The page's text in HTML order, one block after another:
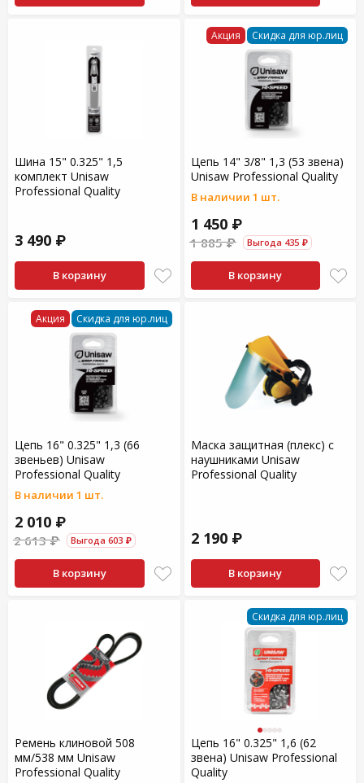
Шина 15" 0.325" 1,5
комплект Unisaw
Professional Quality
3 490 ₽
В корзину
Акция Скидка для юр.лиц
Цепь 14" 3/8" 1,3 (53 звена)
Unisaw Professional Quality
В наличии 1 шт.
1 450 ₽
1 885 ₽ Выгода 435 ₽
В корзину
Акция Скидка для юр.лиц
Цепь 16" 0.325" 1,3 (66
звеньев) Unisaw
Professional Quality
В наличии 1 шт.
2 010 ₽
2 613 ₽ Выгода 603 ₽
В корзину
Маска защитная (плекс) c
наушниками Unisaw
Professional Quality
2 190 ₽
В корзину
Ремень клиновой 508
мм/538 мм Unisaw
Professional Quality
Скидка для юр.лиц
Цепь 16" 0.325" 1,6 (62
звена) Unisaw Professional
Quality